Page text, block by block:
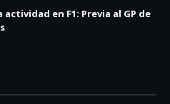
actividad en F1: Previa al GP de